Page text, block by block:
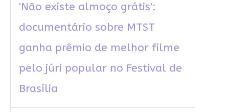
'Não existe almoço grátis':
documentário sobre MTST
ganha prêmio de melhor filme
pelo júri popular no Festival de
Brasília